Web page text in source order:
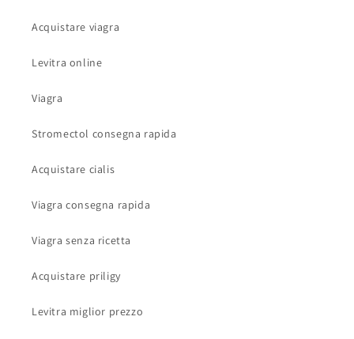
Acquistare viagra
Levitra online
Viagra
Stromectol consegna rapida
Acquistare cialis
Viagra consegna rapida
Viagra senza ricetta
Acquistare priligy
Levitra miglior prezzo